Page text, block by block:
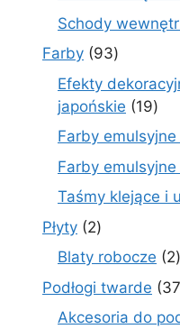
Schody
Farby 9393
produkty
Efekty
japońskie
1919
Farby
Farby
Taśmy klejące i
Płyty 22
produkty
Blaty robocze 22
Podłogi twarde 37
Akcesoria do